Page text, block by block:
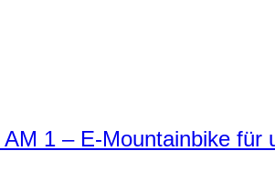
1 – E-Mountainbike für